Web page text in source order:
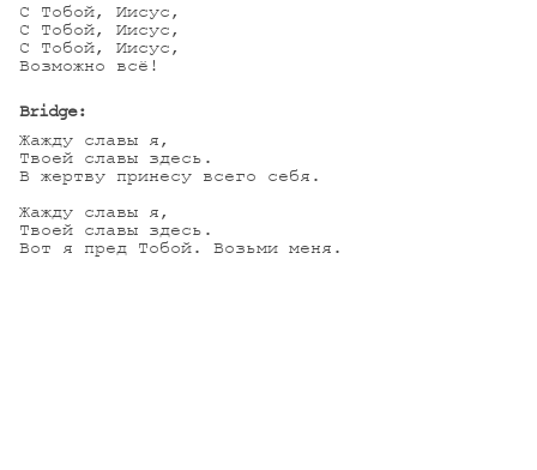
С Тобой, Иисус,
С Тобой, Иисус,
С Тобой, Иисус,
Возможно всё!
Bridge:
Жажду славы я,
Твоей славы здесь.
В жертву принесу всего себя.
Жажду славы я,
Твоей славы здесь.
Вот я пред Тобой. Возьми меня.